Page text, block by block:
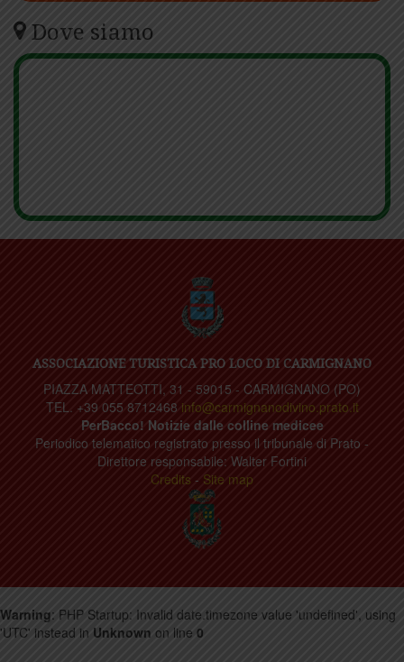
Dove siamo
ASSOCIAZIONE TURISTICA PRO LOCO DI CARMIGNANO
PIAZZA MATTEOTTI, 31 - 59015 - CARMIGNANO (PO)
TEL. +39 055 8712468 info@carmignanodivino.prato.it
PerBacco! Notizie dalle colline medicee
Periodico telematico registrato presso il tribunale di Prato -
Direttore responsabile: Walter Fortini
Credits - Site map
Warning: PHP Startup: Invalid date.timezone value 'undefined', using
'UTC' instead in Unknown on line 0